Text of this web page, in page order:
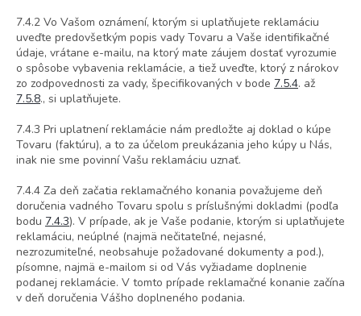
7.4.2 Vo Vašom oznámení, ktorým si uplatňujete reklamáciu
uveďte predovšetkým popis vady Tovaru a Vaše identifikačné
údaje, vrátane e-mailu, na ktorý mate záujem dostať vyrozumie
o spôsobe vybavenia reklamácie, a tiež uveďte, ktorý z nárokov
zo zodpovednosti za vady, špecifikovaných v bode 7.5.4. až
7.5.8., si uplatňujete.
7.4.3 Pri uplatnení reklamácie nám predložte aj doklad o kúpe
Tovaru (faktúru), a to za účelom preukázania jeho kúpy u Nás,
inak nie sme povinní Vašu reklamáciu uznať.
7.4.4 Za deň začatia reklamačného konania považujeme deň
doručenia vadného Tovaru spolu s príslušnými dokladmi (podľa
bodu 7.4.3). V prípade, ak je Vaše podanie, ktorým si uplatňujete
reklamáciu, neúplné (najmä nečitateľné, nejasné,
nezrozumiteľné, neobsahuje požadované dokumenty a pod.),
písomne, najmä e-mailom si od Vás vyžiadame doplnenie
podanej reklamácie. V tomto prípade reklamačné konanie začína
v deň doručenia Vášho doplneného podania.